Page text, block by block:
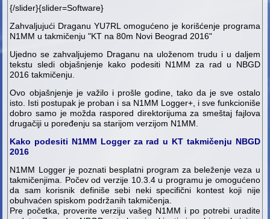
{/slider}{slider=Software}
Zahvaljujući Draganu YU7RL omogućeno je korišćenje programa
N1MM u takmičenju "KT na 80m Novi Beograd 2016"
Ujedno se zahvaljujemo Draganu na uloženom trudu i u daljem
tekstu sledi objašnjenje kako podesiti N1MM za rad u NBGD
2016 takmičenju.
Ovo objašnjenje je važilo i prošle godine, tako da je sve ostalo
isto. Isti postupak je proban i sa N1MM Logger+, i sve funkcioniše
dobro samo je možda raspored direktorijuma za smeštaj fajlova
drugačiji u poređenju sa starijom verzijom N1MM.
Kako podesiti N1MM Logger za rad u KT takmičenju NBGD
2016
N1MM Logger je poznati besplatni program za beleženje veza u
takmičenjima. Počev od verzije 10.3.4 u programu je omogućeno
da sam korisnik definiše sebi neki specifični kontest koji nije
obuhvaćen spiskom podržanih takmičenja.
Pre početka, proverite verziju vašeg N1MM i po potrebi uradite